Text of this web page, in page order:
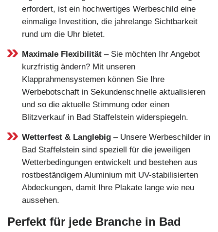
erfordert, ist ein hochwertiges Werbeschild eine
einmalige Investition, die jahrelange Sichtbarkeit
rund um die Uhr bietet.
Maximale Flexibilität – Sie möchten Ihr Angebot
kurzfristig ändern? Mit unseren
Klapprahmensystemen können Sie Ihre
Werbebotschaft in Sekundenschnelle aktualisieren
und so die aktuelle Stimmung oder einen
Blitzverkauf in Bad Staffelstein widerspiegeln.
Wetterfest & Langlebig – Unsere Werbeschilder in
Bad Staffelstein sind speziell für die jeweiligen
Wetterbedingungen entwickelt und bestehen aus
rostbeständigem Aluminium mit UV-stabilisierten
Abdeckungen, damit Ihre Plakate lange wie neu
aussehen.
Perfekt für jede Branche in Bad